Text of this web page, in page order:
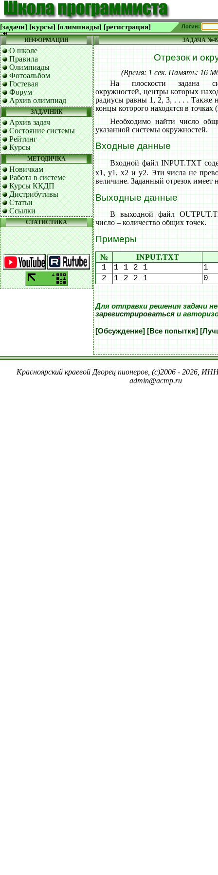
[задачи] [курсы] [олимпиады] [регистрация] Логин:
ИНФОРМАЦИЯ
О школе
Правила
Олимпиады
Фотоальбом
Гостевая
Форум
Архив олимпиад
ЗАДАЧНИК
Архив задач
Состояние системы
Рейтинг
Курсы
МЕТОДИЧКА
Новичкам
Работа в системе
Курсы ККДП
Дистрибутивы
Статьи
Ссылки
СТАТИСТИКА
ЗАДАЧА
Отрезок и
(Время: 1 сек. Память: 16
На плоскости задана
окружностей, центры которых
радиусы равны 1, 2, 3, . . . . Также
концы которого находятся в
Необходимо найти число
указанной системы окружностей.
Входные данные
Входной файл INPUT.TXT
x1, y1, x2 и y2. Эти числа не
величине. Заданный отрезок имеет
Выходные данные
В выходной файл
число – количество общих точек.
Примеры
№ INPUT.TXT
1 1 1 2 1
1
2
1 2 2 1 0
Для отправки решения задачи
зарегистрироватьсяи
[Обсуждение] [Все попытки]
Красноярский краевой Дворец пионеров, (c)2006 - 2026,
admin@acmp.ru